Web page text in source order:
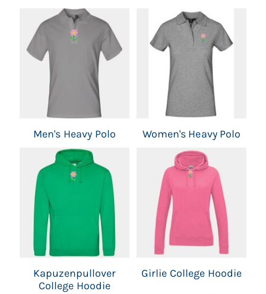
Men's Heavy Polo Women's Heavy Polo
Kapuzenpullover
College Hoodie
Girlie College Hoodie